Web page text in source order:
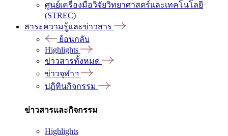
ศูนย์เครื่องมือวิจัยวิทยาศาสตร์และเทคโนโลยี
(STREC)
สาระความรู้และข่าวสาร
ย้อนกลับ
Highlights
ข่าวสารทั้งหมด
ข่าวจุฬาฯ
ปฏิทินกิจกรรม
ข่าวสารและกิจกรรม
Highlights